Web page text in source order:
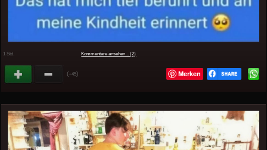
1 Std. Kommentare ansehen... (2)
(+45) Merken